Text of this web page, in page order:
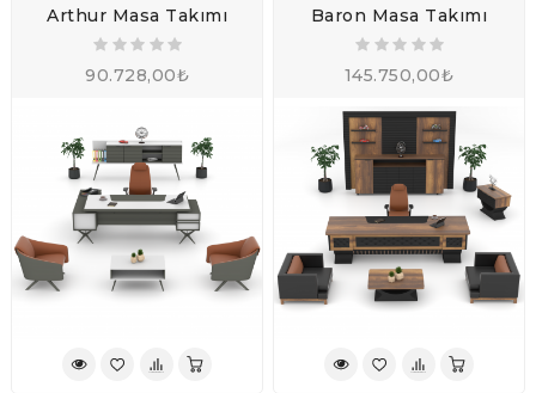
Arthur Masa Takımı
90.728,00₺
Baron Masa Takımı
145.750,00₺